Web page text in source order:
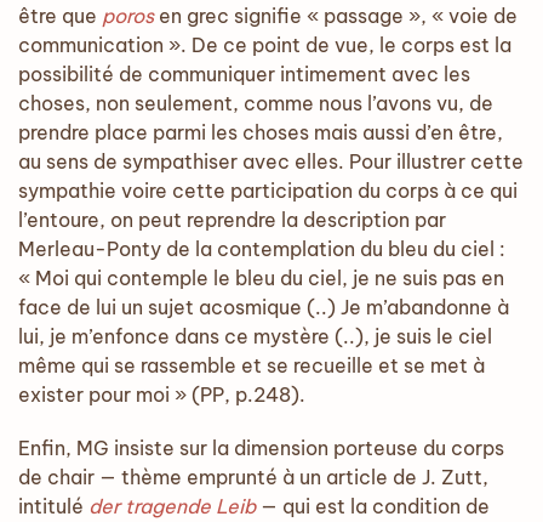
être que porosen grec signifie « passage », « voie de
communication ». De ce point de vue, le corps est la
possibilité de communiquer intimement avec les
choses, non seulement, comme nous l’avons vu, de
prendre place parmi les choses mais aussi d’en être,
au sens de sympathiser avec elles. Pour illustrer cette
sympathie voire cette participation du corps à ce qui
l’entoure, on peut reprendre la description par
Merleau-Ponty de la contemplation du bleu du ciel :
« Moi qui contemple le bleu du ciel, je ne suis pas en
face de lui un sujet acosmique (..) Je m’abandonne à
lui, je m’enfonce dans ce mystère (..), je suis le ciel
même qui se rassemble et se recueille et se met à
exister pour moi » (PP, p.248).
Enfin, MG insiste sur la dimension porteuse du corps
de chair — thème emprunté à un article de J. Zutt,
intitulé der tragende Leib — qui est la condition de